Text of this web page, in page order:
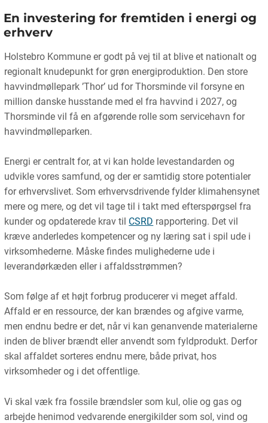
En investering for fremtiden i energi og
erhverv
Holstebro Kommune er godt på vej til at blive et nationalt og
regionalt knudepunkt for grøn energiproduktion. Den store
havvindmøllepark ’Thor’ ud for Thorsminde vil forsyne en
million danske husstande med el fra havvind i 2027, og
Thorsminde vil få en afgørende rolle som servicehavn for
havvindmølleparken.
Energi er centralt for, at vi kan holde levestandarden og
udvikle vores samfund, og der er samtidig store potentialer
for erhvervslivet. Som erhvervsdrivende fylder klimahensynet
mere og mere, og det vil tage til i takt med efterspørgsel fra
kunder og opdaterede krav til CSRD rapportering. Det vil
kræve anderledes kompetencer og ny læring sat i spil ude i
virksomhederne. Måske findes mulighederne ude i
leverandørkæden eller i affaldsstrømmen?
Som følge af et højt forbrug producerer vi meget affald.
Affald er en ressource, der kan brændes og afgive varme,
men endnu bedre er det, når vi kan genanvende materialerne
inden de bliver brændt eller anvendt som fyldprodukt. Derfor
skal affaldet sorteres endnu mere, både privat, hos
virksomheder og i det offentlige.
Vi skal væk fra fossile brændsler som kul, olie og gas og
arbejde henimod vedvarende energikilder som sol, vind og